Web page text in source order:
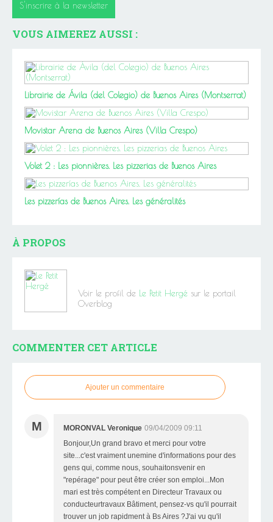
S'inscrire à la newsletter
VOUS AIMEREZ AUSSI :
Librairie de Ávila (del Colegio) de Buenos Aires (Montserrat)
Movistar Arena de Buenos Aires (Villa Crespo)
Volet 2 : Les pionnières. Les pizzerias de Buenos Aires
Les pizzerías de Buenos Aires. Les généralités
À PROPOS
Voir le profil de Le Petit Hergé sur le portail
Overblog
COMMENTER CET ARTICLE
Ajouter un commentaire
M MORONVAL Veronique 09/04/2009 09:11
Bonjour,Un grand bravo et merci pour votre
site...c'est vraiment unemine d'informations pour des
gens qui, comme nous, souhaitonsvenir en
"repérage" pour peut être créer son emploi...Mon
mari est très compétent en Directeur Travaux ou
conducteurtravaux Bâtiment, pensez-vs qu'il pourrait
trouver un job rapidment à Bs Aires ?J'ai vu qu'il